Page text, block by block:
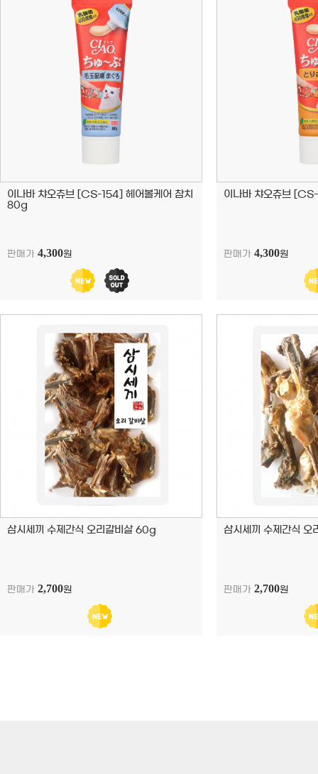
이나바 챠오츄브 [CS-154] 헤어볼케어 참치
80g
판매가 4,300원
이나바 챠오츄브
판매가 4,300원
삼시세끼 수제간식 오리갈비살 60g
판매가 2,700원
삼시세끼 수제간식
판매가 2,700원